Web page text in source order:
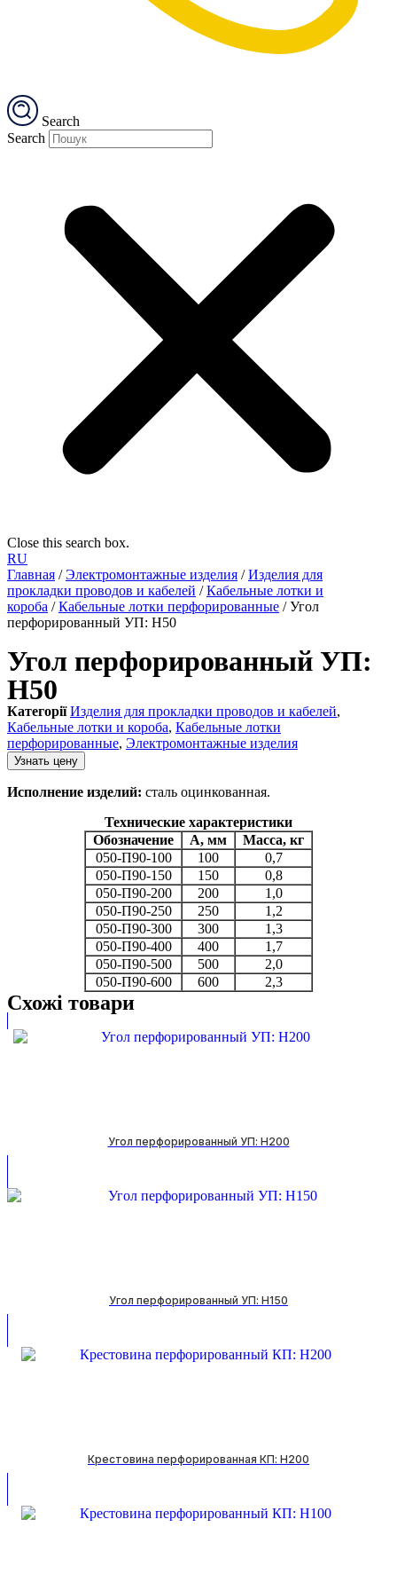
Search
Search
Close this search box.
RU
Главная /Электромонтажные изделия /Изделия для
прокладки проводов и кабелей /Кабельные лотки и
короба /Кабельные лотки перфорированные / Угол
перфорированный УП: H50
Угол перфорированный УП:
H50
Категорії Изделия для прокладки проводов и кабелей,
Кабельные лотки и короба, Кабельные лотки
перфорированные, Электромонтажные изделия
Узнать цену
Исполнение изделий: сталь оцинкованная.
Технические характеристики
Обозначение
А, мм
Масса, кг
050-П90-100
100
0,7
050-П90-150
150
0,8
050-П90-200
200
1,0
050-П90-250
250
1,2
050-П90-300
300
1,3
050-П90-400
400
1,7
050-П90-500
500
2,0
050-П90-600
600 2,3
Схожі товари
Угол перфорированный УП: H200
Угол перфорированный УП: H150
Крестовина перфорированная КП: H200